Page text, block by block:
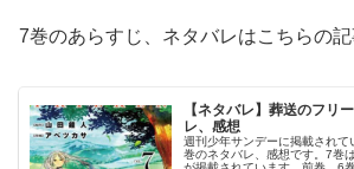
7巻のあらすじ、ネタバレはこちらの記
【ネタバレ】葬送のフリ
レ、感想
週刊少年サンデーに掲載され
巻のネタバレ、感想です。7巻